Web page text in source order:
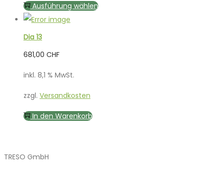
Ausführung wählenDieses
Dia 13
681,00 CHF
inkl. 8,1 % MwSt.
zzgl. Versandkosten
In den Warenkorb
TRESO GmbH